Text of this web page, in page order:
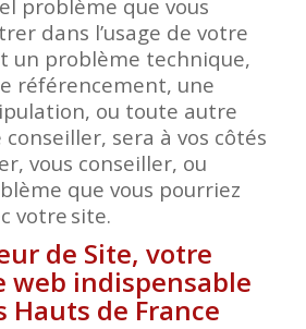
problème que vous
dans l’usage de votre
un problème technique,
référencement, une
ou toute autre
sera à vos côtés
vous conseiller, ou
que vous pourriez
votre site.
de Site, votre
web indispensable
Hauts de France